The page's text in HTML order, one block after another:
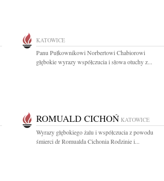
KATOWICE
Panu Pułkownikowi Norbertowi Chabiorowi
głębokie wyrazy współczucia i słowa otuchy z...
ROMUALD CICHOŃ KATOWICE
Wyrazy głębokiego żalu i współczucia z powodu
śmierci dr Romualda Cichonia Rodzinie i...